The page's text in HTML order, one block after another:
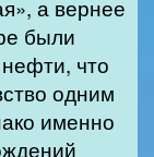
а вернее
были
что
одним
именно